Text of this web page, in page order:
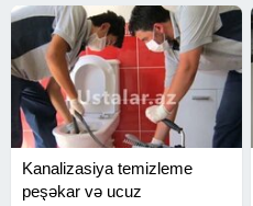
Kanalizasiya temizleme
peşəkar və ucuz